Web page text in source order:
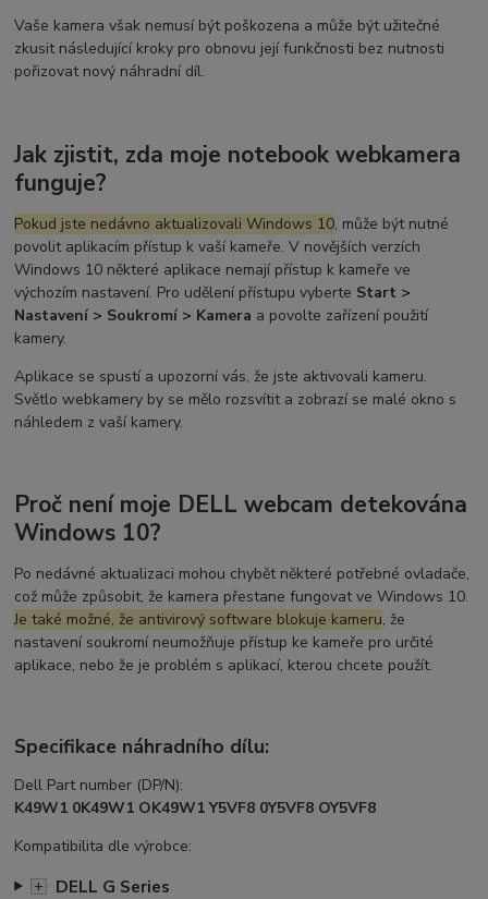
Vaše kamera však nemusí být poškozena a může být užitečné
zkusit následující kroky pro obnovu její funkčnosti bez nutnosti
pořizovat nový náhradní díl.
Jak zjistit, zda moje notebook webkamera
funguje?
Pokud jste nedávno aktualizovali Windows 10, může být nutné
povolit aplikacím přístup k vaší kameře. V novějších verzích
Windows 10 některé aplikace nemají přístup k kameře ve
výchozím nastavení. Pro udělení přístupu vyberte Start >
Nastavení > Soukromí > Kamera a povolte zařízení použití
kamery.
Aplikace se spustí a upozorní vás, že jste aktivovali kameru.
Světlo webkamery by se mělo rozsvítit a zobrazí se malé okno s
náhledem z vaší kamery.
Proč není moje DELL webcam detekována
Windows 10?
Po nedávné aktualizaci mohou chybět některé potřebné ovladače,
což může způsobit, že kamera přestane fungovat ve Windows 10.
Je také možné, že antivirový software blokuje kameru, že
nastavení soukromí neumožňuje přístup ke kameře pro určité
aplikace, nebo že je problém s aplikací, kterou chcete použít.
Specifikace náhradního dílu:
Dell Part number (DP/N):
K49W1 0K49W1 OK49W1 Y5VF8 0Y5VF8 OY5VF8
Kompatibilita dle výrobce:
+
DELL G Series